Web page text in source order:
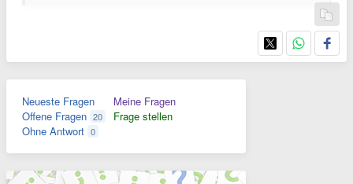
Neueste Fragen
Offene Fragen 20
Ohne Antwort 0
Meine Fragen
Frage stellen